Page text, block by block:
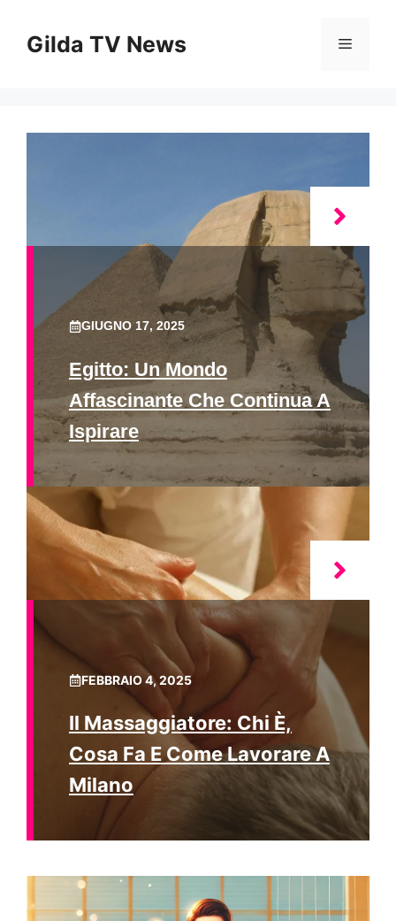
contenuto
Gilda TV News Menu
GIUGNO 17, 2025
Egitto: Un Mondo
Affascinante Che Continua A
Ispirare
FEBBRAIO 4, 2025
Il Massaggiatore: Chi È,
Cosa Fa E Come Lavorare A
Milano